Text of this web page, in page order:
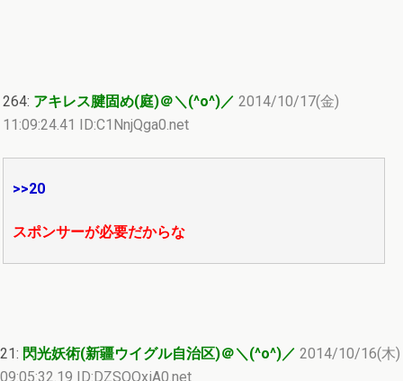
264: アキレス腱固め(庭)＠＼(^o^)／ 2014/10/17(金)
11:09:24.41 ID:C1NnjQga0.net
>>20
スポンサーが必要だからな
21: 閃光妖術(新疆ウイグル自治区)＠＼(^o^)／ 2014/10/16(木)
09:05:32.19 ID:DZSQQxiA0.net